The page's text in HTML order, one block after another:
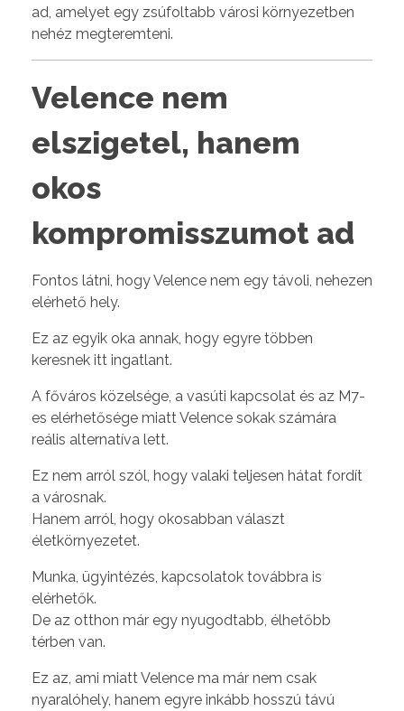
ad, amelyet egy zsúfoltabb városi környezetben
nehéz megteremteni.
Velence nem
elszigetel, hanem
okos
kompromisszumot ad
Fontos látni, hogy Velence nem egy távoli, nehezen
elérhető hely.
Ez az egyik oka annak, hogy egyre többen
keresnek itt ingatlant.
A főváros közelsége, a vasúti kapcsolat és az M7-
es elérhetősége miatt Velence sokak számára
reális alternatíva lett.
Ez nem arról szól, hogy valaki teljesen hátat fordít
a városnak.
Hanem arról, hogy okosabban választ
életkörnyezetet.
Munka, ügyintézés, kapcsolatok továbbra is
elérhetők.
De az otthon már egy nyugodtabb, élhetőbb
térben van.
Ez az, ami miatt Velence ma már nem csak
nyaralóhely, hanem egyre inkább hosszú távú